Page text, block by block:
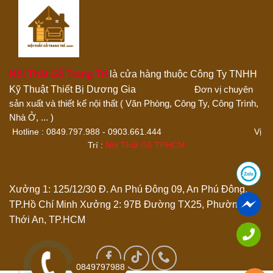
Đánh giá của bạn
Thêm ảnh đánh giá
Email*
Lưu tên của tôi, email, và trang web trong trình duyệt này
Nội Thất Gỗ Trang Trí là cửa hàng thuộc Công Ty TNHH
Kỹ Thuật Thiết Bị Dương Gia
Đơn vị chuyên
sản xuất và thiết kế nội thất ( Văn Phòng, Công Ty, Công Trình,
Nhà Ở, ... )
Hotline : 0849.797.988 - 0903.661.444 Vị
Trí : Nội Thất Gỗ TPHCM
Xưởng 1: 125/12/30 Đ. An Phú Đông 09, An Phú Đông,
TP.Hồ Chí Minh Xưởng 2: 97B Đường TX25, Phường
Thới An, TP.HCM
0849797988